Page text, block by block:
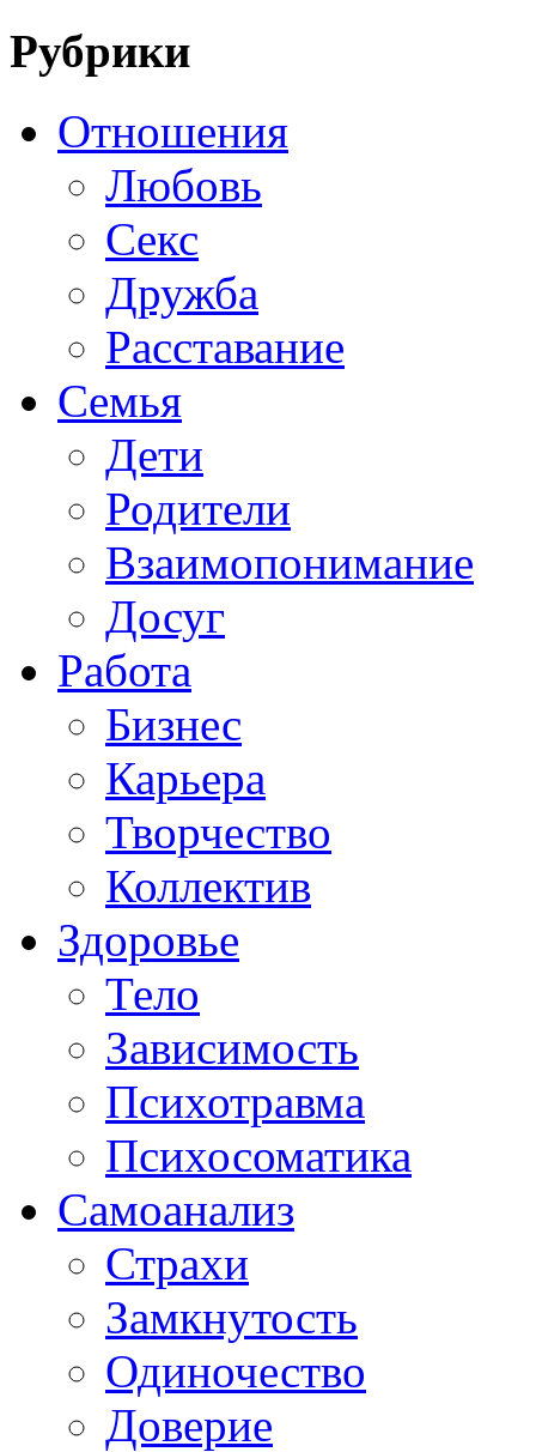
Рубрики
Отношения
Любовь
Секс
Дружба
Расставание
Семья
Дети
Родители
Взаимопонимание
Досуг
Работа
Бизнес
Карьера
Творчество
Коллектив
Здоровье
Тело
Зависимость
Психотравма
Психосоматика
Самоанализ
Страхи
Замкнутость
Одиночество
Доверие